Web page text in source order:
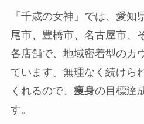
「千歳の女神」では、愛知
尾市、豊橋市、名古屋市、
各店舗で、地域密着型のカ
ています。無理なく続けら
くれるので、 痩身の目標達
す。